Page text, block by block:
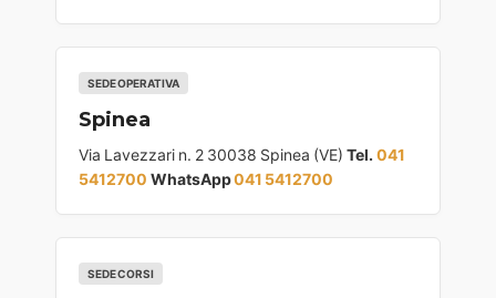
SEDE OPERATIVA
Spinea
Via Lavezzari n. 2 30038 Spinea (VE) Tel. 041
5412700 WhatsApp041 5412700
SEDE CORSI